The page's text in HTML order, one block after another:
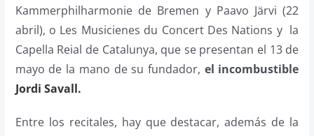
Kammerphilharmonie de Bremen y Paavo Järvi (22
abril), o Les Musicienes du Concert Des Nations y la
Capella Reial de Catalunya, que se presentan el 13 de
mayo de la mano de su fundador, el incombustible
Jordi Savall.
Entre los recitales, hay que destacar, además de la